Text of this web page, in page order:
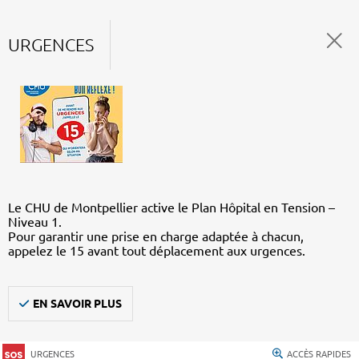
URGENCES
Le CHU de Montpellier active le Plan Hôpital en Tension –
Niveau 1.
Pour garantir une prise en charge adaptée à chacun,
appelez le 15 avant tout déplacement aux urgences.
EN SAVOIR PLUS
URGENCES ACCÈS RAPIDES